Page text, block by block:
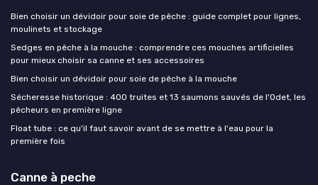
Bien choisir un dévidoir pour soie de pêche : guide complet pour lignes,
moulinets et stockage
Sedges en pêche à la mouche : comprendre ces mouches artificielles
pour mieux choisir sa canne et ses accessoires
Bien choisir un dévidoir pour soie de pêche à la mouche
Sécheresse historique : 400 truites et 13 saumons sauvés de l'Odet, les
pêcheurs en première ligne
Float tube : ce qu'il faut savoir avant de se mettre à l'eau pour la
première fois
Canne à peche